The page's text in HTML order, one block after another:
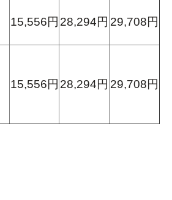
15,556円 28,294円 29,708円
15,556円 28,294円 29,708円